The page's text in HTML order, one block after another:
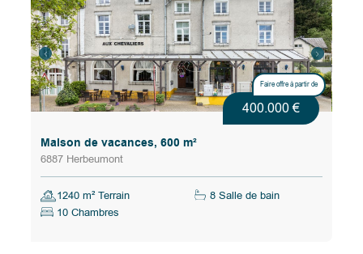
Faire offre à partir de
400.000 €
Maison de vacances, 600 m²
6887 Herbeumont
1240 m² Terrain
8 Salle de bain
10 Chambres